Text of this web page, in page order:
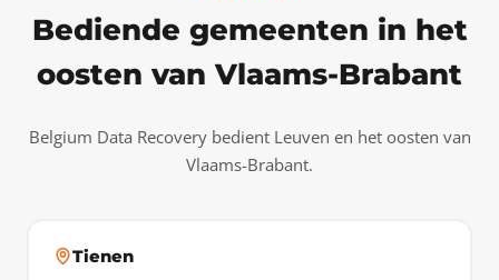
Bediende gemeenten in het
oosten van Vlaams-Brabant
Belgium Data Recovery bedient Leuven en het oosten van
Vlaams-Brabant.
Tienen